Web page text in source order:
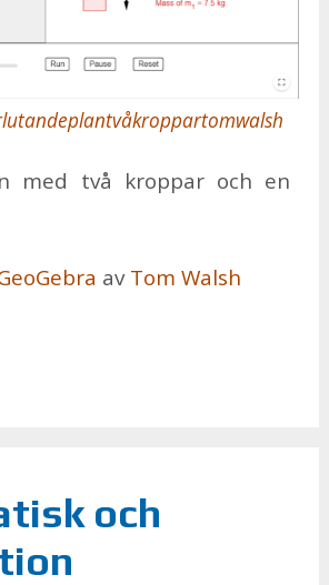
med två krop­par och en
avTom Walsh
och